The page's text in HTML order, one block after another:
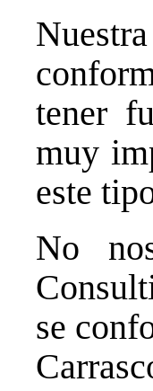
tener
muy
este
No
se